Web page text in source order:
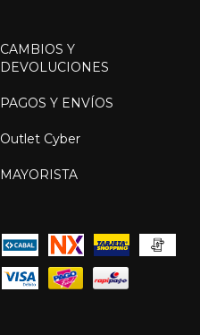
CAMBIOS Y
DEVOLUCIONES
PAGOS Y ENVÍOS
Outlet Cyber
MAYORISTA